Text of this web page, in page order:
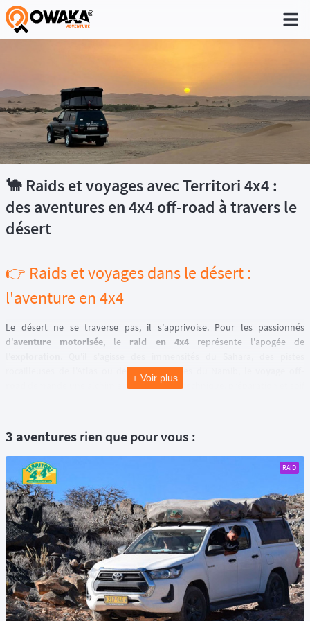
®
🐪 Raids et voyages avec Territori 4x4 :
des aventures en 4x4 off-road à travers le
désert
👉 Raids et voyages dans le désert :
l'aventure en 4x4
Le désert ne se traverse pas, il s'apprivoise. Pour les passionnés
d'aventure motorisée, le raid en 4x4représente l'apogée de
rocailleuses de l'Atlas ou des dunes rouges du Namib, le
demande une alchimie parfaite entre technique, préparation et soif
avant de tracer votre route vers l'horizon, une préparation rigoureuse
est le seul gage d'une expédition réussie.
🛠️ La préparation du véhicule : votre fidèle allié de
franchissement
Partir enrallye-raidou enexpédition 4x4ne s'improvise pas
mécaniquement. Votre véhicule est votre maison, votre réserve de
survie et votre seul moyen d'extraction.
◾️ Suspensions et protection : un4x4 off-road
doit être équipé
d'amortisseurs renforcés capables d'absorber la tôle ondulée sur des
centaines de kilomètres. Le montage de plaques de protection (skis)
+ Voir plus
3 aventures rien que pour vous :
RAID